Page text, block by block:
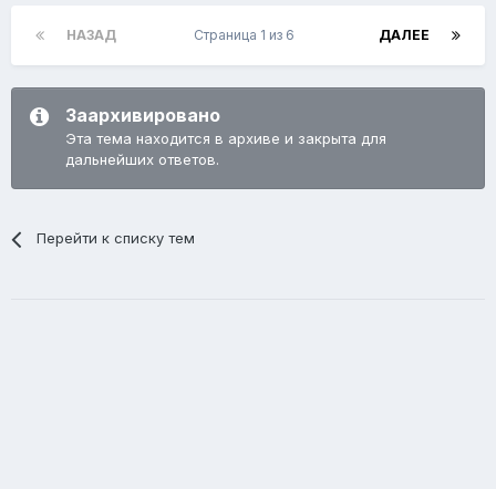
НАЗАД ДАЛЕЕ
Страница 1 из 6
Заархивировано
Эта тема находится в архиве и закрыта для
дальнейших ответов.
Перейти к списку тем